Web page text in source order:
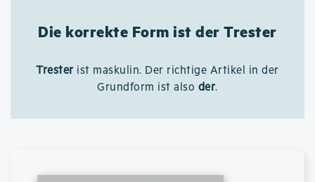
Die korrekte Form ist der Trester
Trester ist maskulin. Der richtige Artikel in der
Grundform ist also der.